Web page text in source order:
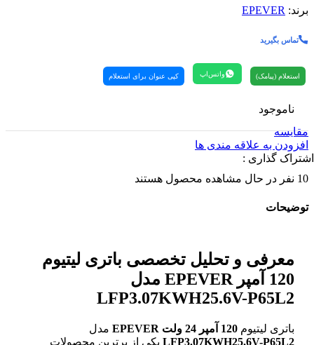
برند: EPEVER
تماس بگیرید
استعلام (پیامک) واتس‌اپ کپی عنوان برای استعلام
ناموجود
مقایسه
افزودن به علاقه مندی ها
اشتراک گذاری :
10 نفر در حال مشاهده محصول هستند
توضیحات
معرفی و تحلیل تخصصی باتری لیتیوم
120 آمپر EPEVER مدل
LFP3.07KWH25.6V-P65L2
باتری لیتیوم 120 آمپر 24 ولت EPEVER
مدل
LFP3.07KWH25.6V-P65L2 یکی از برترین محصولات